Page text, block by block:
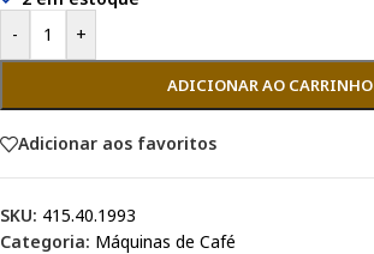
-
+
ADICIONAR AO CARRINHO
Adicionar aos favoritos
SKU: 415.40.1993
Categoria: Máquinas de Café